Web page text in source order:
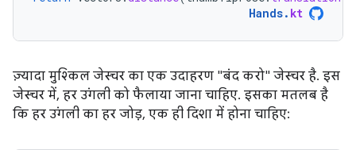
Hands. kt
ज़्यादा मुश्किल जेस्चर का एक उदाहरण "बंद करो" जेस्चर है. इस
जेस्चर में, हर उंगली को फैलाया जाना चाहिए. इसका मतलब है
कि हर उंगली का हर जोड़, एक ही दिशा में होना चाहिए: